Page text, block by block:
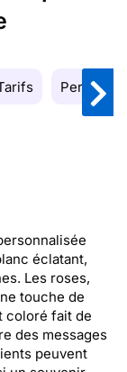
éclatant,
Les roses,
touche de
coloré fait de
des messages
peuvent